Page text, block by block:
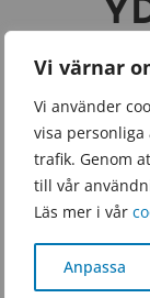
Vi värnar
Vi använder
visa
trafik. Genom
till vår
Läs mer i vår
Anpassa